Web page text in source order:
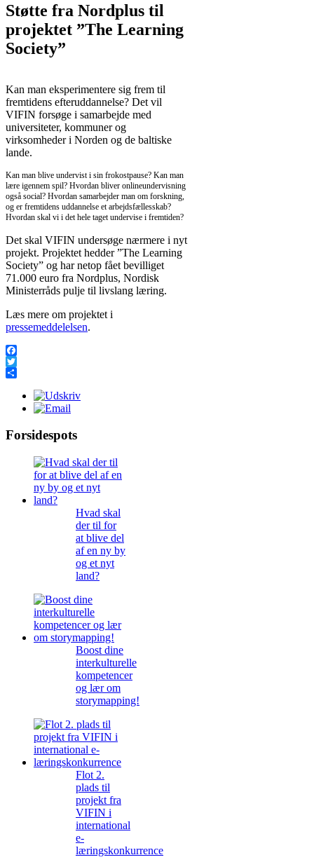
Støtte fra Nordplus til
projektet ”The Learning
Society”
Kan man eksperimentere sig frem til
fremtidens efteruddannelse? Det vil
VIFIN forsøge i samarbejde med
universiteter, kommuner og
virksomheder i Norden og de baltiske
lande.
Kan man blive undervist i sin frokostpause? Kan man
lære igennem spil? Hvordan bliver onlineundervisning
også social? Hvordan samarbejder man om forskning,
og er fremtidens uddannelse et arbejdsfællesskab?
Hvordan skal vi i det hele taget undervise i fremtiden?
Det skal VIFIN undersøge nærmere i nyt
projekt. Projektet hedder ”The Learning
Society” og har netop fået bevilliget
71.000 euro fra Nordplus, Nordisk
Ministerråds pulje til livslang læring.
Læs mere om projektet i
pressemeddelelsen.
Facebook
Twitter
Forsidespots
Hvad skal
der til for
at blive del
af en ny by
og et nyt
land?
Boost dine
interkulturelle
kompetencer
og lær om
storymapping!
Flot 2.
plads til
projekt fra
VIFIN i
international
e-
læringskonkurrence